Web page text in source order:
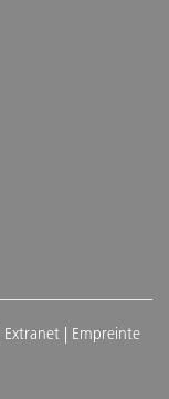
Extranet | Empreinte